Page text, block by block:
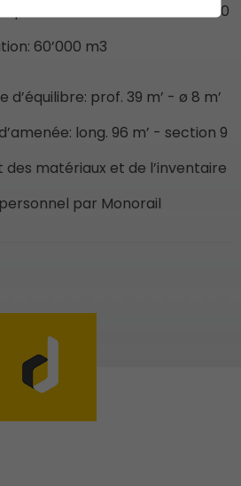
place: béton à fournir = 20’000
60’000 m3
d’équilibre: prof. 39 m’ - ø 8 m’
long. 96 m’ - section 9
matériaux et de l’inventaire
par Monorail